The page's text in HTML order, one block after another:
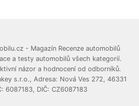
- Magazín Recenze automobilů
a testy automobilů všech kategorií.
názor a hodnocení od odborníků.
s.r.o., Adresa: Nová Ves 272, 46331
6087183, DIČ: CZ6087183